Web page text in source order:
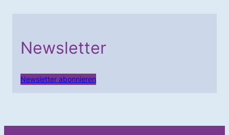
Newsletter
Newsletter abonnieren